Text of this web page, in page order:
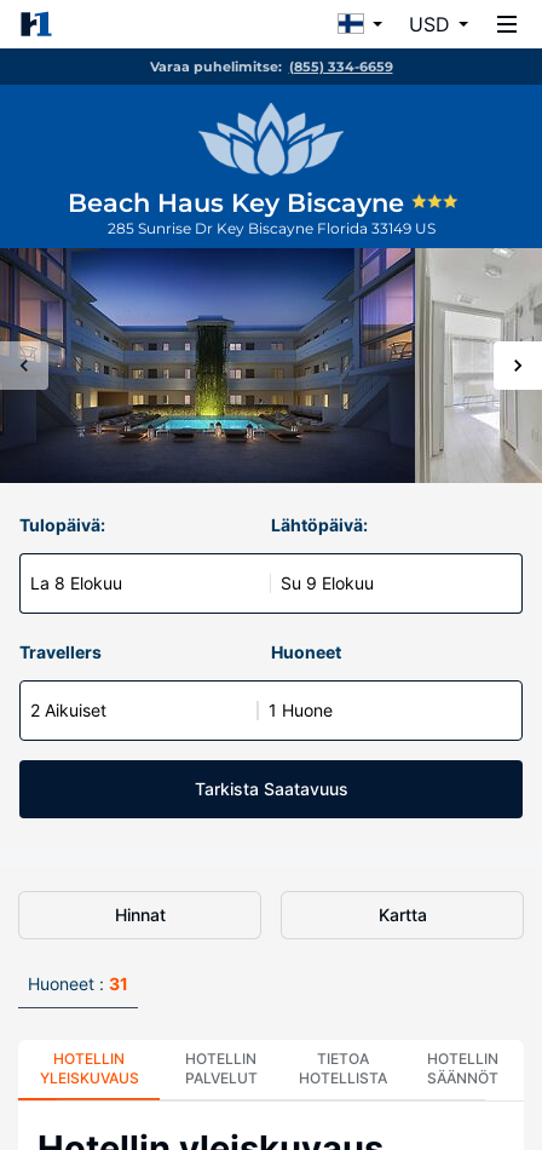
USD
Varaa puhelimitse: (855) 334-6659
Beach Haus Key Biscayne
285 Sunrise Dr Key Biscayne Florida 33149 US
Tulopäivä:
La 8 Elokuu
Lähtöpäivä:
Su 9 Elokuu
Travellers Huoneet
2 Aikuiset 1 Huone
Tarkista Saatavuus
Hinnat Kartta
Huoneet : 31
HOTELLIN
YLEISKUVAUS
HOTELLIN
PALVELUT
TIETOA
HOTELLISTA
HOTELLIN
SÄÄNNÖT